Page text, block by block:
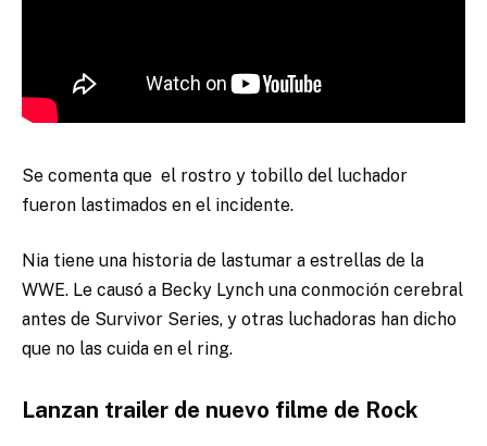
Se comenta que el rostro y tobillo del luchador
fueron lastimados en el incidente.
Nia tiene una historia de lastumar a estrellas de la
WWE. Le causó a Becky Lynch una conmoción cerebral
antes de Survivor Series, y otras luchadoras han dicho
que no las cuida en el ring.
Lanzan trailer de nuevo filme de Rock